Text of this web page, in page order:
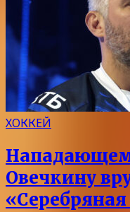
ХОККЕЙ
Овечкину